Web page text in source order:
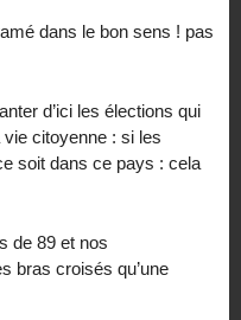
dans le bon sens ! pas
d’ici les élections qui
vie citoyenne : si les
soit dans ce pays : cela
de 89 et nos
bras croisés qu’une